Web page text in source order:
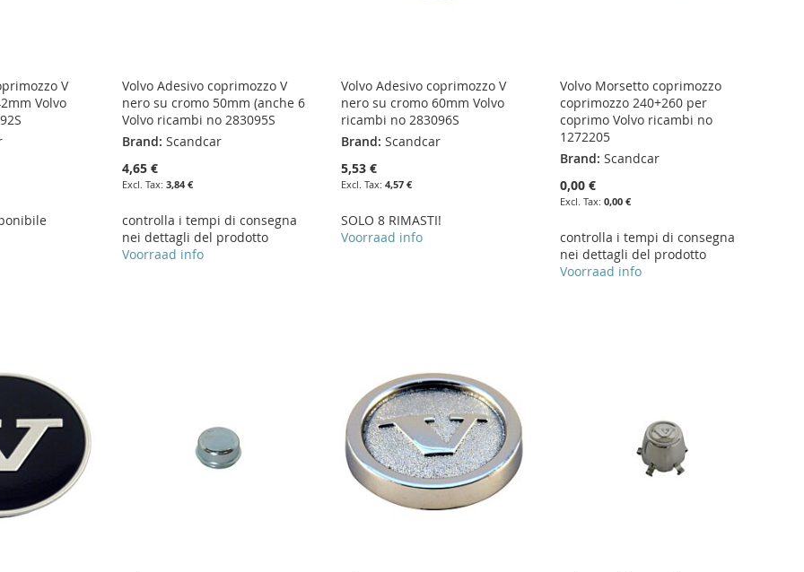
V
Volvo
Volvo Adesivo coprimozzo V
nero su cromo 50mm (anche 6
Volvo ricambi no 283095S
Brand: Scandcar
4,65 €
3,84 €
controlla i tempi di consegna
nei dettagli del prodotto
Voorraad info
Volvo Adesivo coprimozzo V
nero su cromo 60mm Volvo
ricambi no 283096S
Brand: Scandcar
5,53 €
4,57 €
SOLO 8 RIMASTI!
Voorraad info
Volvo Morsetto coprimozzo
coprimozzo 240+260 per
coprimo Volvo ricambi no
1272205
Brand: Scandcar
0,00 €
0,00 €
controlla i tempi di consegna
nei dettagli del prodotto
Voorraad info